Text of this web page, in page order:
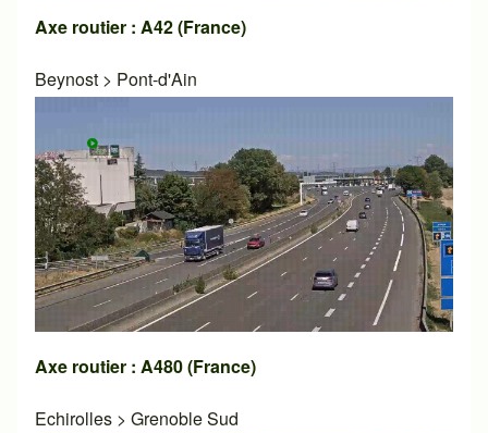
Axe routier : A42 (France)
Beynost > Pont-d'Ain
Axe routier : A480 (France)
Echirolles > Grenoble Sud